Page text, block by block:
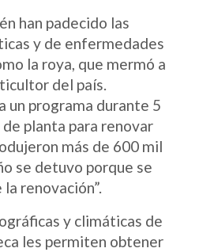
han padecido las
y de enfermedades
la roya, que mermó a
del país.
un programa durante 5
planta para renovar
más de 600 mil
se detuvo porque se
renovación”.
y climáticas de
les permiten obtener